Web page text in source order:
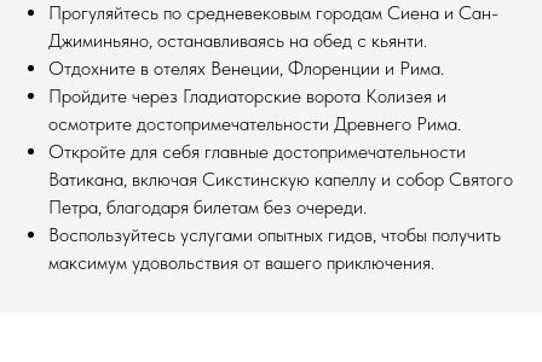
Прогуляйтесь по средневековым городам Сиена и Сан-
Джиминьяно, останавливаясь на обед с кьянти.
Отдохните в отелях Венеции, Флоренции и Рима.
Пройдите через Гладиаторские ворота Колизея и
осмотрите достопримечательности Древнего Рима.
Откройте для себя главные достопримечательности
Ватикана, включая Сикстинскую капеллу и собор Святого
Петра, благодаря билетам без очереди.
Воспользуйтесь услугами опытных гидов, чтобы получить
максимум удовольствия от вашего приключения.